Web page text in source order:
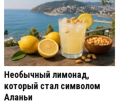
Необычный лимонад,
который стал символом
Аланьи